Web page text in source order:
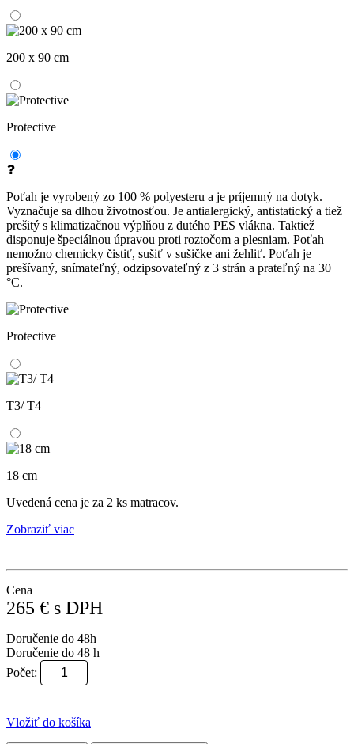
200 x 90 cm
Protective
Poťah je vyrobený zo 100 % polyesteru a je príjemný na dotyk.
Vyznačuje sa dlhou životnosťou. Je antialergický, antistatický a tiež
prešitý s klimatizačnou výplňou z dutého PES vlákna. Taktiež
disponuje špeciálnou úpravou proti roztočom a plesniam. Poťah
nemožno chemicky čistiť, sušiť v sušičke ani žehliť. Poťah je
prešívaný, snímateľný, odzipsovateľný z 3 strán a prateľný na 30
°C.
Protective
T3/ T4
18 cm
Uvedená cena je za 2 ks matracov.
Zobraziť viac
Cena
265 € s DPH
Doručenie do 48h
Doručenie do 48 h
Počet:
Vložiť do košíka